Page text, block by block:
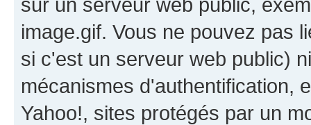
image.gif. Vous ne pouvez pas
si c'est un serveur web public)
mécanismes d'authentification,
Yahoo!, sites protégés par un